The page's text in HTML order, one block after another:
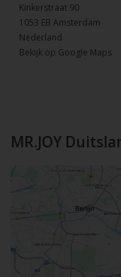
Kinkerstraat 90
1053 EB Amsterdam
Nederland
Bekijk op Google Maps
MR.JOY